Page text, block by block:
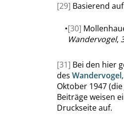
[29] Basierend
•[30]
Wandervogel,
[31] Bei den hier
des
Oktober 1947
Beiträge weisen
Druckseite auf.